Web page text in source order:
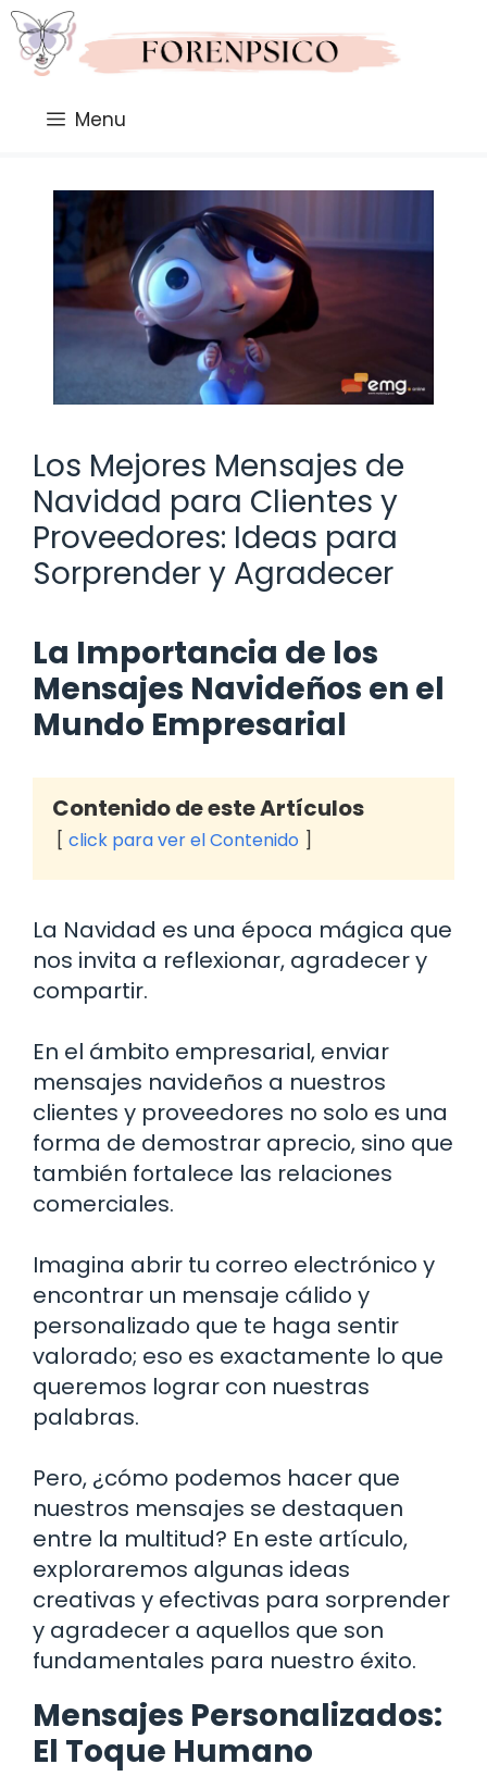
Saltar
al
contenido
Menu
Los Mejores Mensajes de
Navidad para Clientes y
Proveedores: Ideas para
Sorprender y Agradecer
La Importancia de los
Mensajes Navideños en el
Mundo Empresarial
Contenido de este Artículos
click para ver el Contenido
La Navidad es una época mágica que
nos invita a reflexionar, agradecer y
compartir.
En el ámbito empresarial, enviar
mensajes navideños a nuestros
clientes y proveedores no solo es una
forma de demostrar aprecio, sino que
también fortalece las relaciones
comerciales.
Imagina abrir tu correo electrónico y
encontrar un mensaje cálido y
personalizado que te haga sentir
valorado; eso es exactamente lo que
queremos lograr con nuestras
palabras.
Pero, ¿cómo podemos hacer que
nuestros mensajes se destaquen
entre la multitud? En este artículo,
exploraremos algunas ideas
creativas y efectivas para sorprender
y agradecer a aquellos que son
fundamentales para nuestro éxito.
Mensajes Personalizados:
El Toque Humano